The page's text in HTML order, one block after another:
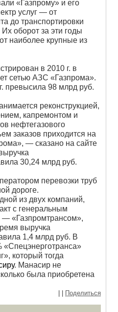
«Газпрому» и его
услуг — от
до транспортировки
оборот за эти годы
наиболее крупные из
в 2010 г. в
сетью АЗС «Газпрома».
превысила 98 млрд руб.
реконструкцией,
капремонтом и
нефтегазового
заказов приходится на
— сказано на сайте
30,24 млрд руб.
перевозки труб
дороге.
из двух компаний,
с генеральным
— «Газпромтрансом»,
выручка
1,4 млрд руб. В
«Спецэнерготранса»
который тогда
. Манасир не
была приобретена
| | Поделиться